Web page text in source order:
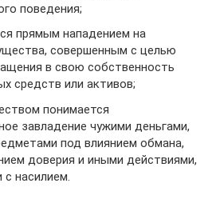
поведения;
прямым нападением на
совершенным с целью
в свою собственность
средств или активов;
понимается
завладение чужими деньгами,
под влиянием обмана,
доверия и иными действиями,
насилием.